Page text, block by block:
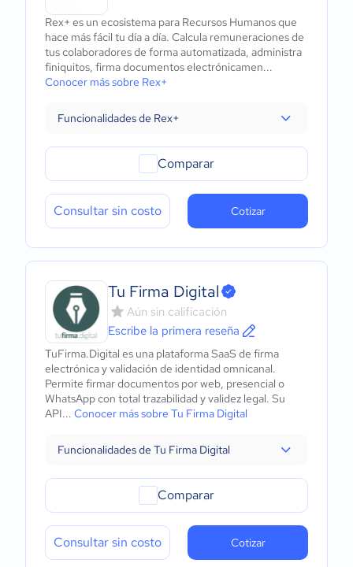
Rex+ es un ecosistema para Recursos Humanos que
hace más fácil tu día a día. Calcula remuneraciones de
tus colaboradores de forma automatizada, administra
finiquitos, firma documentos electrónicamen...
Conocer más sobre Rex+
Funcionalidades de Rex+
Comparar
Consultar sin costo Cotizar
Tu Firma Digital
Aún sin calificación
Escribe la primera reseña
TuFirma.Digital es una plataforma SaaS de firma
electrónica y validación de identidad omnicanal.
Permite firmar documentos por web, presencial o
WhatsApp con total trazabilidad y validez legal. Su
API... Conocer más sobre Tu Firma Digital
Funcionalidades de Tu Firma Digital
Comparar
Consultar sin costo Cotizar